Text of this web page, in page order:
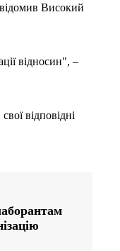
Високий
відносин", –
відповідні